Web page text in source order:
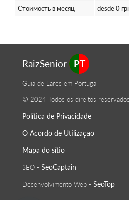
Стоимость в месяц
desde 0
RaizSenior PT
Guia de Lares em Portugal
© 2024 Todos os direitos reservados
Política de Privacidade
O Acordo de Utilização
Mapa do sítio
SEO - SeoСaptain
Desenvolvimento Web - SeoTop